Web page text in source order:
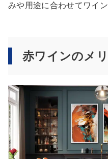
みや用途に合わせてワイ
赤ワインのメ